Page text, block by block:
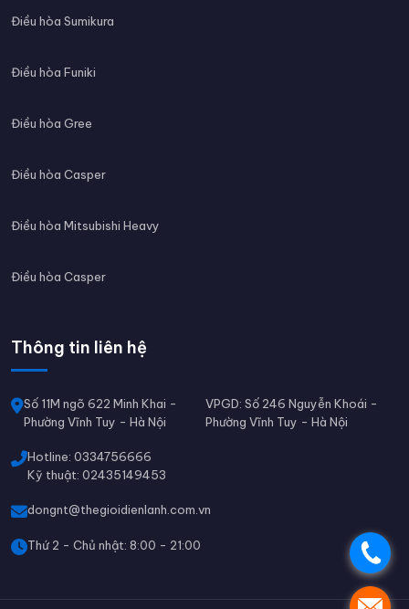
.
Điều hòa Sumikura
Điều hòa Funiki
Điều hòa Gree
Điều hòa Casper
Điều hòa Mitsubishi Heavy
Điều hòa Casper
Thông tin liên hệ
Số 11M ngõ 622 Minh Khai -
Phường Vĩnh Tuy - Hà Nội
VPGD: Số 246 Nguyễn Khoái -
Phường Vĩnh Tuy - Hà Nội
Hotline: 0334756666
Kỹ thuật: 02435149453
dongnt@thegioidienlanh.com.vn
Thứ 2 - Chủ nhật: 8:00 - 21:00